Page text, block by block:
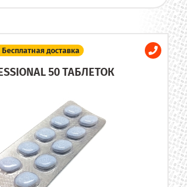
Бесплатная доставка
50 ТАБЛЕТОК